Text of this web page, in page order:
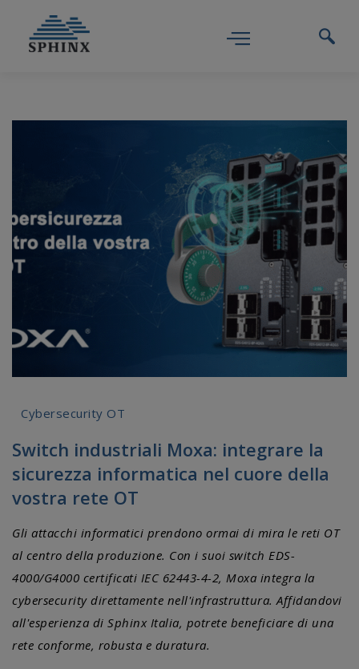
Cybersecurity OT
Switch industriali Moxa: integrare la
sicurezza informatica nel cuore della
vostra rete OT
Gli attacchi informatici prendono ormai di mira le reti OT
al centro della produzione. Con i suoi switch EDS-
4000/G4000 certificati IEC 62443-4-2, Moxa integra la
cybersecurity direttamente nell'infrastruttura. Affidandovi
all'esperienza di Sphinx Italia, potrete beneficiare di una
rete conforme, robusta e duratura.